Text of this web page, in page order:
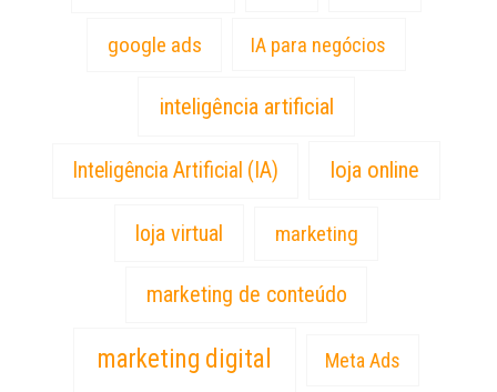
google ads IA para negócios
inteligência artificial
Inteligência Artificial (IA) loja online
loja virtual marketing
marketing de conteúdo
marketing digital Meta Ads